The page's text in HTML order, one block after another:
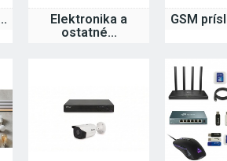
Elektronika a
ostatné...
GSM